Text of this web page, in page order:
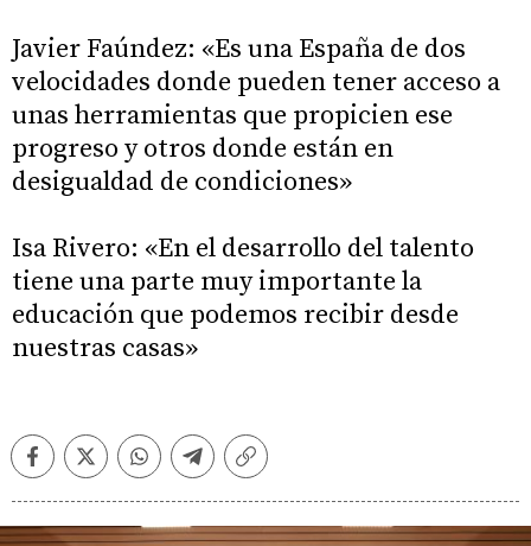
Javier Faúndez: «Es una España de dos
velocidades donde pueden tener acceso a
unas herramientas que propicien ese
progreso y otros donde están en
desigualdad de condiciones»
Isa Rivero: «En el desarrollo del talento
tiene una parte muy importante la
educación que podemos recibir desde
nuestras casas»
FacebookTwitterWhatsappTelegramCopiar